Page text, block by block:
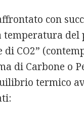
con
del
di CO2”
di Carbone o
termico